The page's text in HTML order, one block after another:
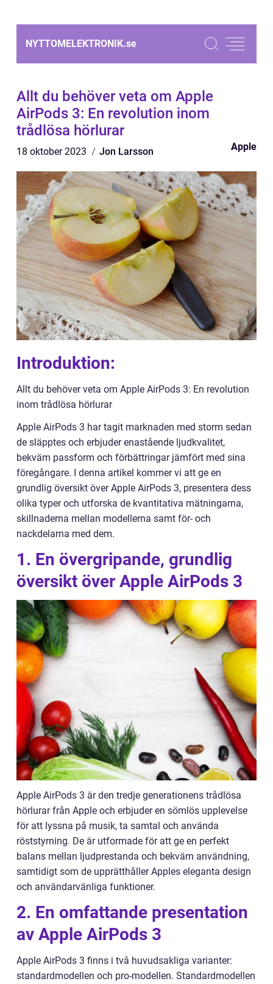
NYTTOMELEKTRONIK.se
Allt du behöver veta om Apple
AirPods 3: En revolution inom
trådlösa hörlurar
18 oktober 2023 Jon Larsson Apple
Introduktion:
Allt du behöver veta om Apple AirPods 3: En revolution
inom trådlösa hörlurar
Apple AirPods 3 har tagit marknaden med storm sedan
de släpptes och erbjuder enastående ljudkvalitet,
bekväm passform och förbättringar jämfört med sina
föregångare. I denna artikel kommer vi att ge en
grundlig översikt över Apple AirPods 3, presentera dess
olika typer och utforska de kvantitativa mätningarna,
skillnaderna mellan modellerna samt för- och
nackdelarna med dem.
1. En övergripande, grundlig
översikt över Apple AirPods 3
Apple AirPods 3 är den tredje generationens trådlösa
hörlurar från Apple och erbjuder en sömlös upplevelse
för att lyssna på musik, ta samtal och använda
röststyrning. De är utformade för att ge en perfekt
balans mellan ljudprestanda och bekväm användning,
samtidigt som de upprätthåller Apples eleganta design
och användarvänliga funktioner.
2. En omfattande presentation
av Apple AirPods 3
Apple AirPods 3 finns i två huvudsakliga varianter:
standardmodellen och pro-modellen. Standardmodellen